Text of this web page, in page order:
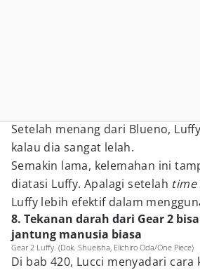
Setelah menang dari Blueno,
kalau dia sangat lelah.
Semakin lama, kelemahan ini
diatasi Luffy. Apalagi setelah time
Luffy lebih efektif dalam
8. Tekanan darah dari Gear 2
jantung manusia biasa
Gear 2 Luffy. (Dok. Shueisha, Eiichiro Oda/One Piece)
Di bab 420, Lucci menyadari cara